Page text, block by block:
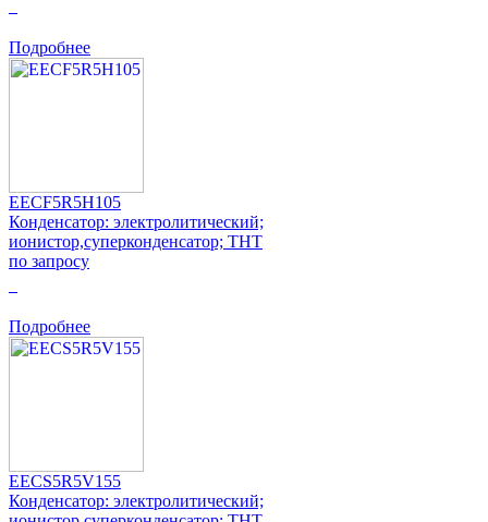
Подробнее
EECF5R5H105
Конденсатор: электролитический;
ионистор,суперконденсатор; THT
по запросу
Подробнее
EECS5R5V155
Конденсатор: электролитический;